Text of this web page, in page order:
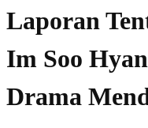
Laporan
Im Soo
Drama